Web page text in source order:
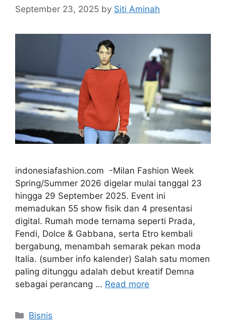
September 23, 2025 by Siti Aminah
indonesiafashion.com -Milan Fashion Week
Spring/Summer 2026 digelar mulai tanggal 23
hingga 29 September 2025. Event ini
memadukan 55 show fisik dan 4 presentasi
digital. Rumah mode ternama seperti Prada,
Fendi, Dolce & Gabbana, serta Etro kembali
bergabung, menambah semarak pekan moda
Italia. (sumber info kalender) Salah satu momen
paling ditunggu adalah debut kreatif Demna
sebagai perancang … Read more
Categories
Bisnis